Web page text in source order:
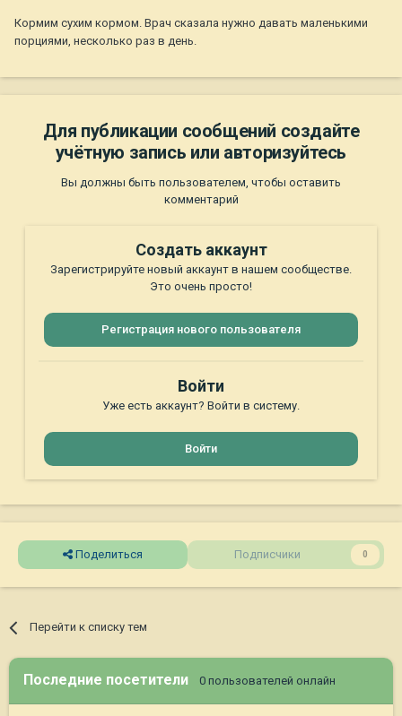
Кормим сухим кормом. Врач сказала нужно давать маленькими
порциями, несколько раз в день.
Для публикации сообщений создайте
учётную запись или авторизуйтесь
Вы должны быть пользователем, чтобы оставить
комментарий
Создать аккаунт
Зарегистрируйте новый аккаунт в нашем сообществе.
Это очень просто!
Регистрация нового пользователя
Войти
Уже есть аккаунт? Войти в систему.
Войти
Поделиться Подписчики 0
Перейти к списку тем
Последние посетители 0 пользователей онлайн